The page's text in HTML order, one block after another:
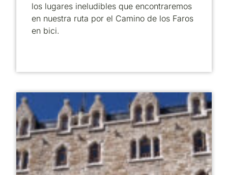
los lugares ineludibles que encontraremos
en nuestra ruta por el Camino de los Faros
en bici.